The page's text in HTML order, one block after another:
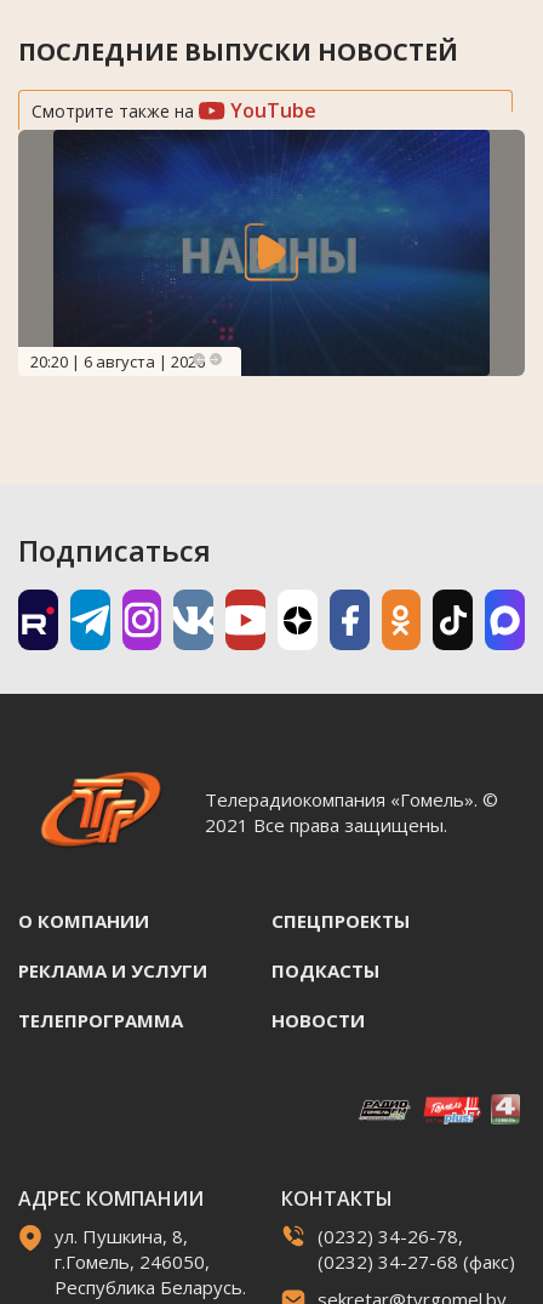
ПОСЛЕДНИЕ ВЫПУСКИ НОВОСТЕЙ
Смотрите также на YouTube
20:20 | 6 августа | 2026
Подписаться
Телерадиокомпания «Гомель». ©
2021 Все права защищены.
О КОМПАНИИ СПЕЦПРОЕКТЫ
РЕКЛАМА И УСЛУГИ ПОДКАСТЫ
ТЕЛЕПРОГРАММА НОВОСТИ
АДРЕС КОМПАНИИ
ул. Пушкина, 8,
г.Гомель, 246050,
Республика Беларусь.
КОНТАКТЫ
(0232) 34-26-78,
(0232) 34-27-68 (факс)
sekretar@tvrgomel.by